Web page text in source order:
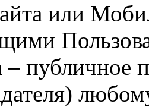
или
публичное